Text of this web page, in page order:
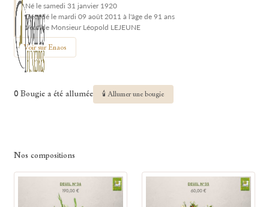
Né le samedi 31 janvier 1920
Décédé le mardi 09 août 2011 à l'âge de 91 ans
Veuf de Monsieur Léopold LEJEUNE
Voir sur Enaos
0 Bougie a été allumée 🕯 Allumer une bougie
Nos compositions